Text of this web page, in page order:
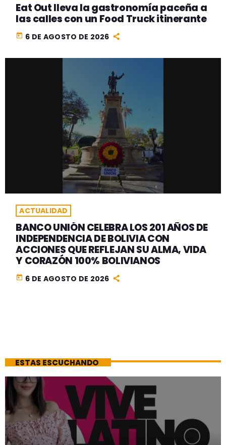
Eat Out lleva la gastronomía paceña a
las calles con un Food Truck itinerante
today 6 DE AGOSTO DE 2026
ACTUALIDAD
BANCO UNIÓN CELEBRA LOS 201 AÑOS DE
INDEPENDENCIA DE BOLIVIA CON
ACCIONES QUE REFLEJAN SU ALMA, VIDA
Y CORAZÓN 100% BOLIVIANOS
today 6 DE AGOSTO DE 2026
ESTAS ESCUCHANDO